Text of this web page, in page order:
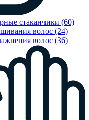
стаканчики (60)
волос (24)
волос (36)